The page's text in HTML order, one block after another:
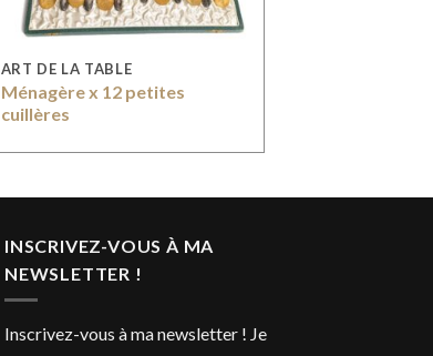
ART DE LA TABLE
Ménagère x 12 petites
cuillères
INSCRIVEZ-VOUS À MA
NEWSLETTER !
Inscrivez-vous à ma newsletter ! Je